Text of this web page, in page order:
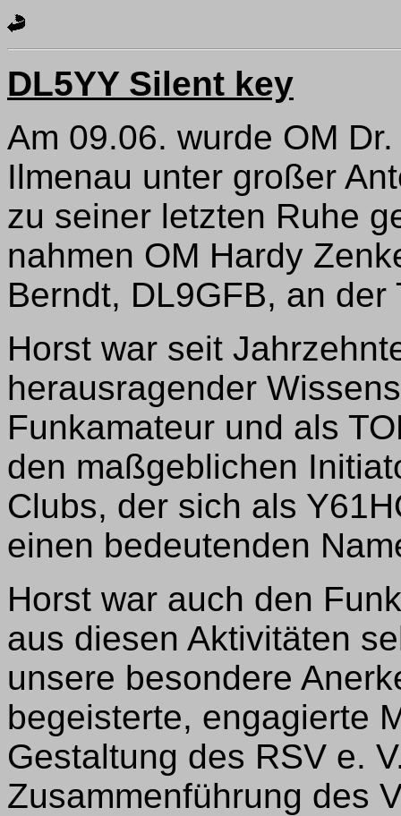
DL5YY Silent key
Am 09.06. wurde OM
Ilmenau unter großer
zu seiner letzten Ruhe
nahmen OM Hardy
Berndt, DL9GFB, an der
Horst war seit
herausragender
Funkamateur und als
den maßgeblichen
Clubs, der sich als
einen bedeutenden
Horst war auch den
aus diesen Aktivitäten
unsere besondere
begeisterte, engagierte
Gestaltung des RSV e.
Zusammenführung des